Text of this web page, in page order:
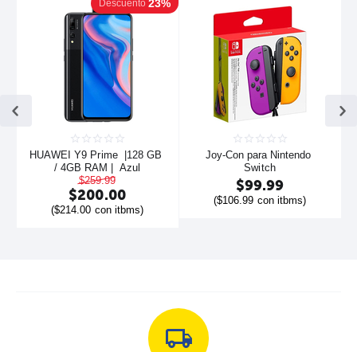
Descuento 23%
HUAWEI Y9 Prime  |128 GB
/ 4GB RAM |  Azul
$259.99
$200.00
($214.00 con itbms)
Joy-Con para Nintendo
Switch
$99.99
($106.99 con itbms)